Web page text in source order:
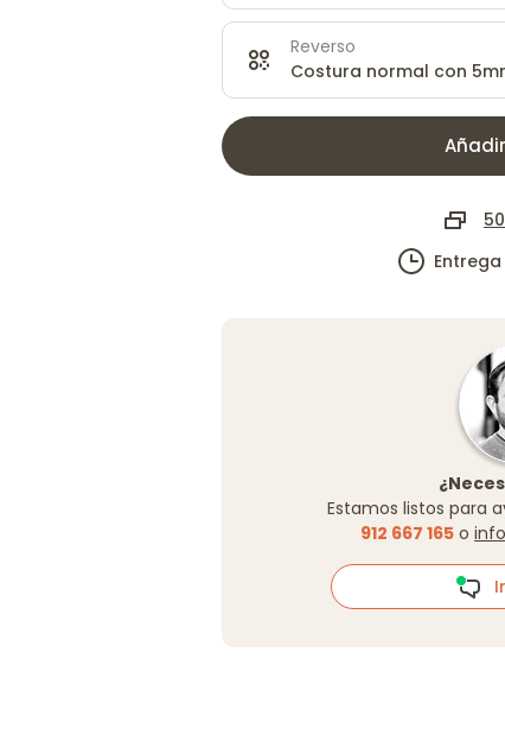
Reverso
Costura normal con
Estamos listos para
912 667 165 o